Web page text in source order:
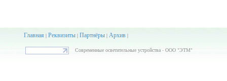
Главная| Реквизиты| Партнёры| Архив|
Современные осветительные устройства - ООО "ЭТМ"